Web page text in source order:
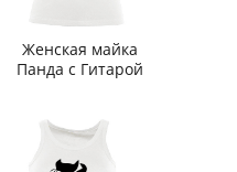
Женская майка
Панда с Гитарой